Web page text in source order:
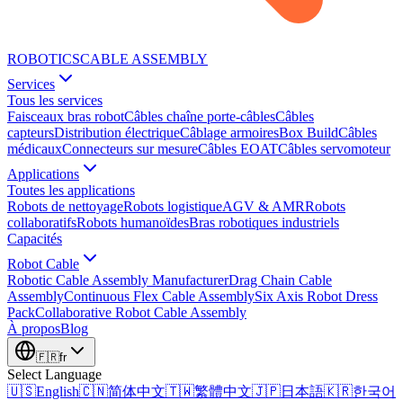
ROBOTICSCABLE ASSEMBLY
Services
Tous les services
Faisceaux bras robotCâbles chaîne porte-câblesCâbles
capteursDistribution électriqueCâblage armoiresBox BuildCâbles
médicauxConnecteurs sur mesureCâbles EOATCâbles servomoteur
Applications
Toutes les applications
Robots de nettoyageRobots logistiqueAGV & AMRRobots
collaboratifsRobots humanoïdesBras robotiques industriels
Capacités
Robot Cable
Robotic Cable Assembly ManufacturerDrag Chain Cable
AssemblyContinuous Flex Cable AssemblySix Axis Robot Dress
PackCollaborative Robot Cable Assembly
À proposBlog
🇫🇷fr
Select Language
🇺🇸English🇨🇳简体中文🇹🇼繁體中文🇯🇵日本語🇰🇷한국어